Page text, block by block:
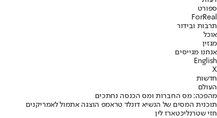
ספורט
ForReal
תרבות ובידור
אוכל
מגזין
אנחנו מגייסים
English
X
חדשות
העולם
מהפכה: מס החברות ומס הכנסה נחתכים
תוכנית המסים של הנשיא דונלד טראמפ הוצגה אתמול לאמריקנים
חזי שטרנליכטארז לין